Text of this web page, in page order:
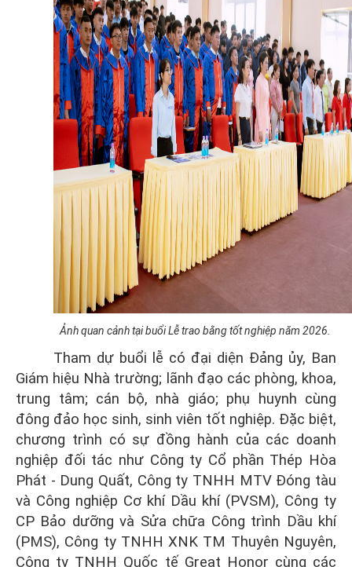
Ảnh quan cảnh tại buổi Lễ trao bằng tốt nghiệp năm 2026.
Tham dự buổi lễ có đại diện Đảng ủy, Ban
Giám hiệu Nhà trường; lãnh đạo các phòng, khoa,
trung tâm; cán bộ, nhà giáo; phụ huynh cùng
đông đảo học sinh, sinh viên tốt nghiệp. Đặc biệt,
chương trình có sự đồng hành của các doanh
nghiệp đối tác như Công ty Cổ phần Thép Hòa
Phát - Dung Quất, Công ty TNHH MTV Đóng tàu
và Công nghiệp Cơ khí Dầu khí (PVSM), Công ty
CP Bảo dưỡng và Sửa chữa Công trình Dầu khí
(PMS), Công ty TNHH XNK TM Thuyên Nguyên,
Công ty TNHH Quốc tế Great Honor cùng các